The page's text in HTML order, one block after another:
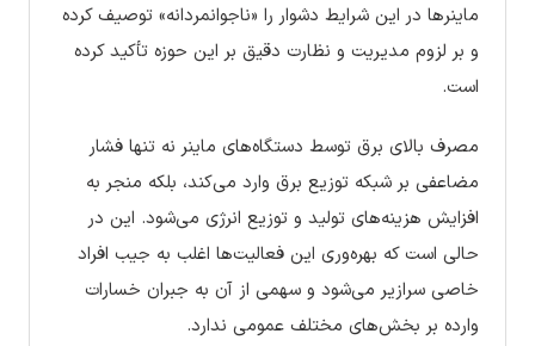
ماینرها در این شرایط دشوار را «ناجوانمردانه» توصیف کرده
و بر لزوم مدیریت و نظارت دقیق بر این حوزه تأکید کرده
است.
مصرف بالای برق توسط دستگاه‌های ماینر نه تنها فشار
مضاعفی بر شبکه توزیع برق وارد می‌کند، بلکه منجر به
افزایش هزینه‌های تولید و توزیع انرژی می‌شود. این در
حالی است که بهره‌وری این فعالیت‌ها اغلب به جیب افراد
خاصی سرازیر می‌شود و سهمی از آن به جبران خسارات
وارده بر بخش‌های مختلف عمومی ندارد.